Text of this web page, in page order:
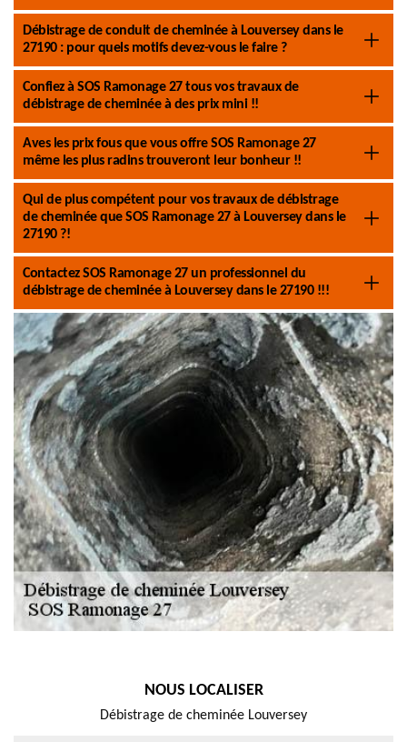
Débistrage de conduit de cheminée à Louversey dans le
27190 : pour quels motifs devez-vous le faire ?
Confiez à SOS Ramonage 27 tous vos travaux de
débistrage de cheminée à des prix mini !!
Aves les prix fous que vous offre SOS Ramonage 27
même les plus radins trouveront leur bonheur !!
Qui de plus compétent pour vos travaux de débistrage
de cheminée que SOS Ramonage 27 à Louversey dans le
27190 ?!
Contactez SOS Ramonage 27 un professionnel du
débistrage de cheminée à Louversey dans le 27190 !!!
NOUS LOCALISER
Débistrage de cheminée Louversey